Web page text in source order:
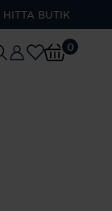
HITTA BUTIK
0